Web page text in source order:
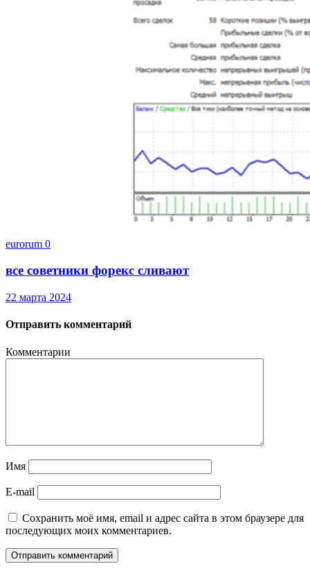
eurorum 0
все советники форекс сливают
22 марта 2024
Отправить комментарий
Комментарии
Имя
E-mail
Сохранить моё имя, email и адрес сайта в этом браузере для
последующих моих комментариев.